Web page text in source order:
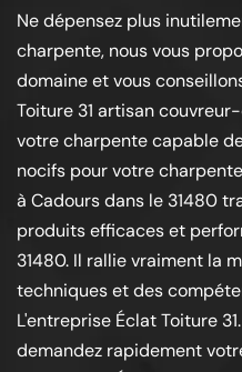
Ne dépensez plus
charpente, nous vous
domaine et vous
Toiture 31 artisan
votre charpente capable
nocifs pour votre
à Cadours dans le 31480
produits efficaces et
31480. Il rallie vraiment la
techniques et des
L'entreprise Éclat Toiture
demandez rapidement